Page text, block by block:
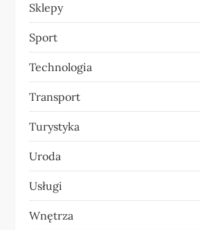
Sklepy
Sport
Technologia
Transport
Turystyka
Uroda
Usługi
Wnętrza